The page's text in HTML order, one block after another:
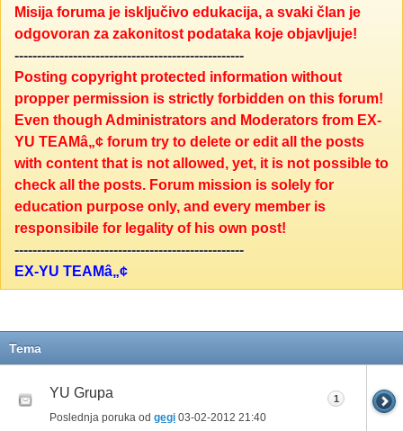
Misija foruma je isključivo edukacija, a svaki član je
odgovoran za zakonitost podataka koje objavljuje!
---------------------------------------------------
Posting copyright protected information without
propper permission is strictly forbidden on this forum!
Even though Administrators and Moderators from EX-
YU TEAMâ„¢ forum try to delete or edit all the posts
with content that is not allowed, yet, it is not possible to
check all the posts. Forum mission is solely for
education purpose only, and every member is
responsibile for legality of his own post!
---------------------------------------------------
EX-YU TEAMâ„¢
Tema
YU Grupa
Poslednja poruka od gegi 03-02-2012 21:40
1